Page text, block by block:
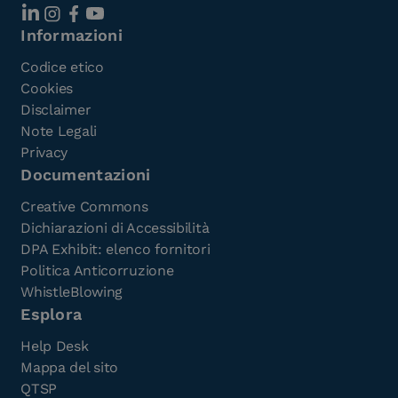
Informazioni
Codice etico
Cookies
Disclaimer
Note Legali
Privacy
Documentazioni
Creative Commons
Dichiarazioni di Accessibilità
DPA Exhibit: elenco fornitori
Politica Anticorruzione
WhistleBlowing
Esplora
Help Desk
Mappa del sito
QTSP